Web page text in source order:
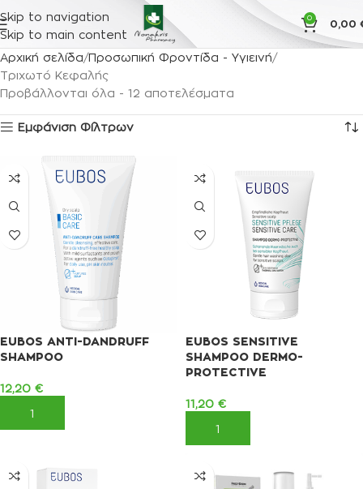
Skip to navigation
Skip to main content
0
0,00
Αρχική σελίδα Προσωπική Φροντίδα - Υγιεινή
Τριχωτό Κεφαλής
Προβάλλονται όλα - 12 αποτελέσματα
Εμφάνιση Φίλτρων
EUBOS ANTI-DANDRUFF
SHAMPOO
12,20 €
ΠΡΟΣΘΉΚΗ ΣΤΟ ΚΑΛΆΘΙ
EUBOS SENSITIVE
SHAMPOO DERMO-
PROTECTIVE
11,20 €
ΠΡΟΣΘΉΚΗ ΣΤΟ ΚΑΛΆΘΙ